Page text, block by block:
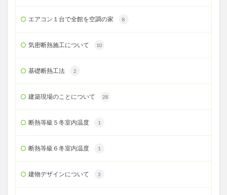
エアコン１台で全館を空調の家 8
気密断熱施工について 10
基礎断熱工法 2
建築現場のことについて 28
断熱等級５冬室内温度 1
断熱等級６冬室内温度 1
建物デザインについて 3